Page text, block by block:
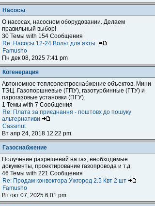
Насосы
О насосах, насосном оборудовании. Делаем
правильный выбор!
30 Темы with 154 Сообщения
Re: Насосы 12-24 Вольт для яхты.
Famusho
Пн дек 08, 2025 7:41 pm
Когенерация
Автономное теплоэлектроснабжение объектов. Мини-
ТЭЦ. Газопоршневые (ГПУ), газотурбинные (ГТУ) и
парогазовые установки (ПГУ).
1 Темы with 7 Сообщения
Re: Плата за приєднання - поштовх до пошуку
альтернативи
Cassinut
Вт апр 24, 2018 12:22 pm
Газоснабжение
Получение разрешений на газ, необходимые
документы, проектирование газопровода и т.д.
46 Темы with 221 Сообщения
Re: Продам конвектора Ужгород 2.5 Квт 2 шт
Famusho
Вт окт 07, 2025 6:01 pm